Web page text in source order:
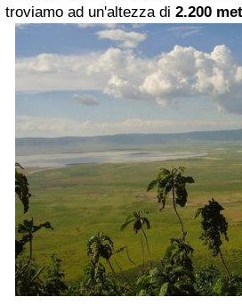
troviamo ad un'altezza di 2.200